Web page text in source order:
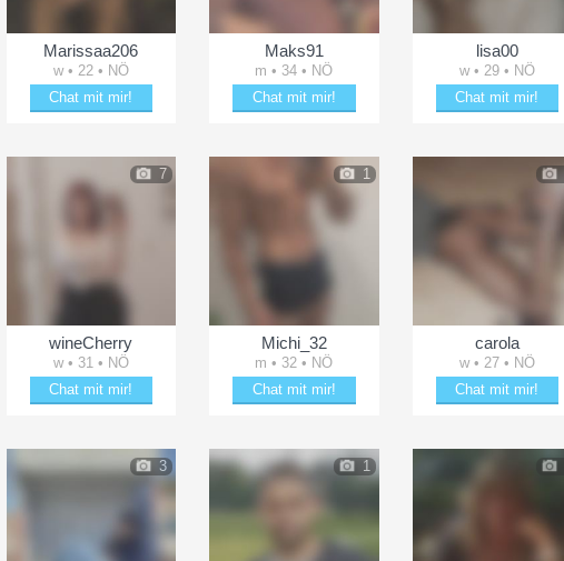
Marissaa206
w • 22 • NÖ
Chat mit mir!
Maks91
m • 34 • NÖ
Chat mit mir!
lisa00
w • 29 • NÖ
Chat mit mir!
7
wineCherry
w • 31 • NÖ
Chat mit mir!
1
Michi_32
m • 32 • NÖ
Chat mit mir!
carola
w • 27 • NÖ
Chat mit mir!
3 1